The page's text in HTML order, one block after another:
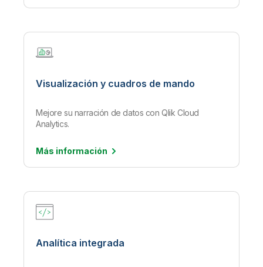
Visualización y cuadros de mando
Mejore su narración de datos con Qlik Cloud
Analytics.
Más información
Analítica integrada